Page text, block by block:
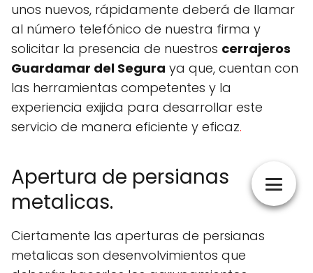
unos nuevos, rápidamente deberá de llamar
al número telefónico de nuestra firma y
solicitar la presencia de nuestros cerrajeros
Guardamar del Segura ya que, cuentan con
las herramientas competentes y la
experiencia exijida para desarrollar este
servicio de manera eficiente y eficaz.
Apertura de persianas
metalicas.
Ciertamente las aperturas de persianas
metalicas son desenvolvimientos que